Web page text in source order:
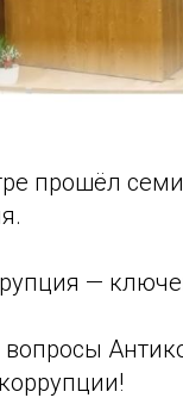
прошёл
—